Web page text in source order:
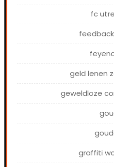
fc
geld lenen
geweldloze
graffiti